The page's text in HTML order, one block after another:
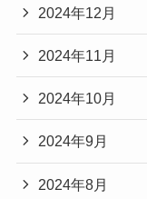
2024年12月
2024年11月
2024年10月
2024年9月
2024年8月